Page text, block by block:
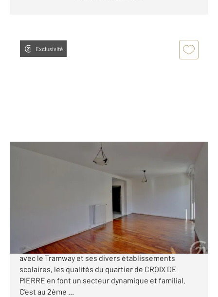
Exclusivité
Appartement F3 à vendre
220 000 €
APPARTEMENT T3 CROIX DE PIERRE: Apprécié pour
son avenue principale commerçante, sa proximité
avec le Tramway et ses divers établissements
scolaires, les qualités du quartier de CROIX DE
PIERRE en font un secteur dynamique et familial.
C'est au 2ème ...